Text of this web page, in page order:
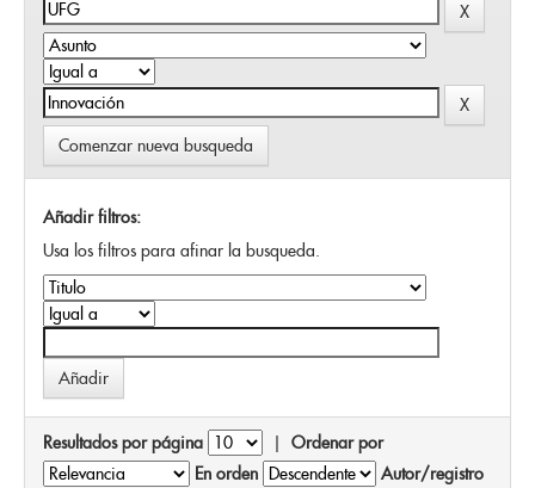
Comenzar nueva busqueda
Añadir filtros:
Usa los filtros para afinar la busqueda.
Resultados por página | Ordenar por
En orden
Autor/registro